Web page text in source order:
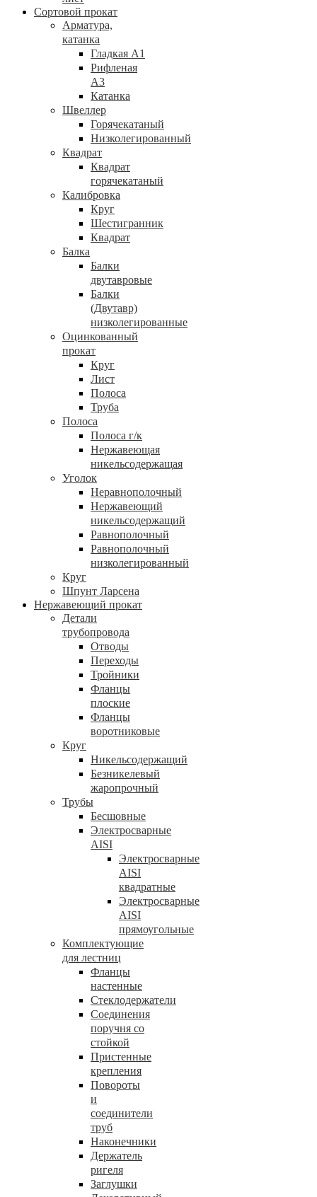
Сортовой прокат
Арматура,
катанка
Гладкая А1
Рифленая
А3
Катанка
Швеллер
Горячекатаный
Низколегированный
Квадрат
Квадрат
горячекатаный
Калибровка
Круг
Шестигранник
Квадрат
Балка
Балки
двутавровые
Балки
(Двутавр)
низколегированные
Оцинкованный
прокат
Круг
Лист
Полоса
Труба
Полоса
Полоса г/к
Нержавеющая
никельсодержащая
Уголок
Неравнополочный
Нержавеющий
никельсодержащий
Равнополочный
Равнополочный
низколегированный
Круг
Шпунт Ларсена
Нержавеющий прокат
Детали
трубопровода
Отводы
Переходы
Тройники
Фланцы
плоские
Фланцы
воротниковые
Круг
Никельсодержащий
Безникелевый
жаропрочный
Трубы
Бесшовные
Электросварные
AISI
Электросварные
AISI
квадратные
Электросварные
AISI
прямоугольные
Комплектующие
для лестниц
Фланцы
настенные
Стеклодержатели
Соединения
поручня со
стойкой
Пристенные
крепления
Повороты
и
соединители
труб
Наконечники
Держатель
ригеля
Заглушки